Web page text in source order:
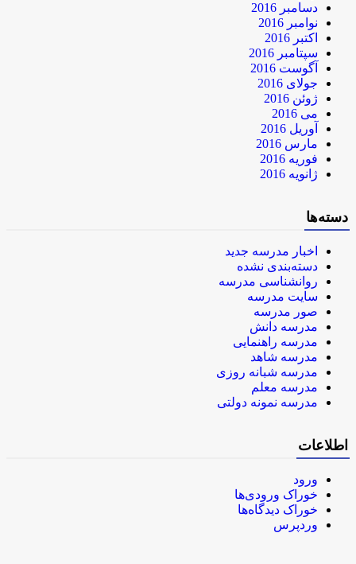
دسامبر 2016
نوامبر 2016
اکتبر 2016
سپتامبر 2016
آگوست 2016
جولای 2016
ژوئن 2016
می 2016
آوریل 2016
مارس 2016
فوریه 2016
ژانویه 2016
دسته‌ها
اخبار مدرسه جدید
دسته‌بندی نشده
روانشناسی مدرسه
سایت مدرسه
صور مدرسه
مدرسه دانش
مدرسه راهنمایی
مدرسه شاهد
مدرسه شبانه روزی
مدرسه معلم
مدرسه نمونه دولتی
اطلاعات
ورود
خوراک ورودی‌ها
خوراک دیدگاه‌ها
وردپرس